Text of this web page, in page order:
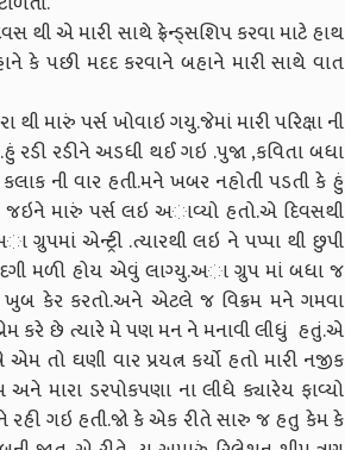
એ મારી સાથે ફ્રેન્ડ્સશિપ કરવા માટે હાથ
કે પછી મદદ કરવાને બહાને મારી સાથે વાત
પર્સ ખોવાઇ ગયુ.જેમાં મારી પરિક્ષા ની
રડી રડીને અડધી થઈ ગઇ .પુજા ,કવિતા બધા
ની વાર હતી.મને ખબર નહોતી પડતી કે હું
જઇને મારું પર્સ લઇ અાવ્યો હતો.એ દિવસથી
એન્ટ્રી .ત્યારથી લઇ ને પપ્પા થી છુપી
મળી હોય એવું લાગ્યુ.અા ગ્રુપ માં બધા જ
ખુબ કેર કરતો.અને એટલે જ વિક્રમ મને ગમવા
કરે છે ત્યારે મે પણ મન ને મનાવી લીધું હતું.એ
તો ઘણી વાર પ્રયત્ન કર્યો હતો મારી નજીક
મારા ડરપોકપણા ના લીધે ક્યારેય ફાવ્યો
ને રહી ગઇ હતી.જો કે એક રીતે સારુ જ હતુ કેમ કે